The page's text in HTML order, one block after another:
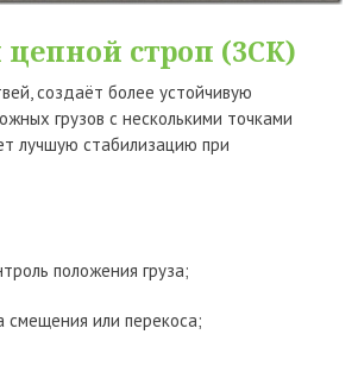
цепной строп (3СК)
создаёт более устойчивую
грузов с несколькими точками
лучшую стабилизацию при
положения груза;
смещения или перекоса;